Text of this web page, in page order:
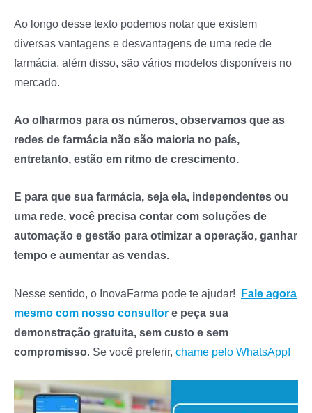
Ao longo desse texto podemos notar que existem
diversas vantagens e desvantagens de uma rede de
farmácia, além disso, são vários modelos disponíveis no
mercado.
Ao olharmos para os números, observamos que as
redes de farmácia não são maioria no país,
entretanto, estão em ritmo de crescimento.
E para que sua farmácia, seja ela, independentes ou
uma rede, você precisa contar com soluções de
automação e gestão para otimizar a operação, ganhar
tempo e aumentar as vendas.
Nesse sentido, o InovaFarma pode te ajudar! Fale agora
mesmo com nosso consultor e peça sua
demonstração gratuita, sem custo e sem
compromisso. Se você preferir, chame pelo WhatsApp!